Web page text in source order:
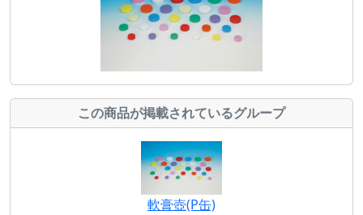
この商品が掲載されているグループ
軟膏壺(P缶)